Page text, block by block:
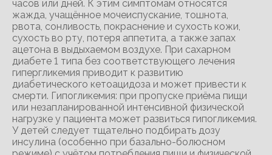
часов или дней. К этим симптомам относятся
жажда, учащённое мочеиспускание, тошнота,
рвота, сонливость, покраснение и сухость кожи,
сухость во рту, потеря аппетита, а также запах
ацетона в выдыхаемом воздухе. При сахарном
диабете 1 типа без соответствующего лечения
гипергликемия приводит к развитию
диабетического кетоацидоза и может привести к
смерти. Гипогликемия: при пропуске приёма пищи
или незапланированной интенсивной физической
нагрузке у пациента может развиться гипогликемия.
У детей следует тщательно подбирать дозу
инсулина (особенно при базально-болюсном